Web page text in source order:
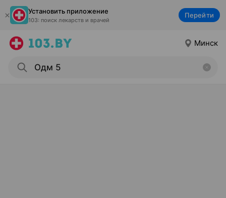
Установить приложение
103: поиск лекарств и врачей
Перейти
Минск